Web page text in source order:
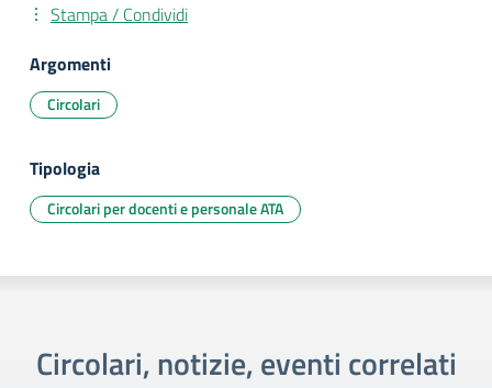
Stampa / Condividi
Argomenti
Circolari
Tipologia
Circolari per docenti e personale ATA
Circolari, notizie, eventi correlati